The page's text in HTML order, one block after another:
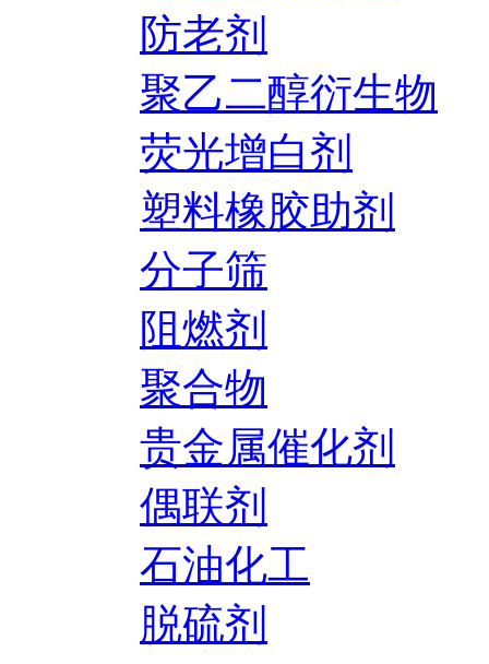
防老剂
聚乙二醇衍生物
荧光增白剂
塑料橡胶助剂
分子筛
阻燃剂
聚合物
贵金属催化剂
偶联剂
石油化工
脱硫剂